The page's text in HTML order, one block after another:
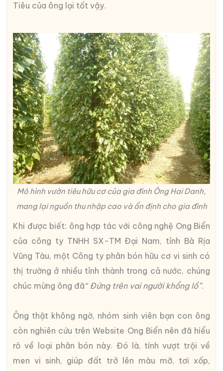
Tiêu của ông lại tốt vậy.
Mô hình vườn tiêu hữu cơ của gia đình Ông Hai Danh,
mang lại nguồn thu nhập cao và ổn định cho gia đình
Khi được biết: ông hợp tác với công nghệ Ong Biển
của công ty TNHH SX-TM Đại Nam, tỉnh Bà Rịa
Vũng Tàu, một Công ty phân bón hữu cơ vi sinh có
thị trường ở nhiều tỉnh thành trong cả nước, chúng
chúc mừng ông đã“ Đứng trên vai người khổng lồ”.
Ông thật không ngờ, nhóm sinh viên bạn con ông
còn nghiên cứu trên Website Ong Biển nên đã hiểu
rõ về loại phân bón này. Đó là, tính vượt trội về
men vi sinh, giúp đất trở lên màu mỡ, tơi xốp,